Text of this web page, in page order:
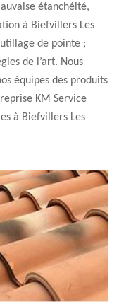
étanchéité,
à Biefvillers Les
de pointe ;
de l’art. Nous
équipes des produits
KM Service
à Biefvillers Les